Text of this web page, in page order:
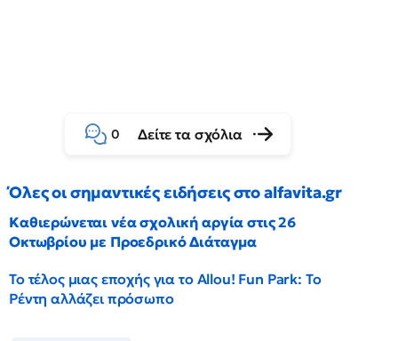
0 Δείτε τα σχόλια
Όλες οι σημαντικές ειδήσεις στο alfavita.gr
Καθιερώνεται νέα σχολική αργία στις 26
Οκτωβρίου με Προεδρικό Διάταγμα
Το τέλος μιας εποχής για το Allou! Fun Park: Το
Ρέντη αλλάζει πρόσωπο